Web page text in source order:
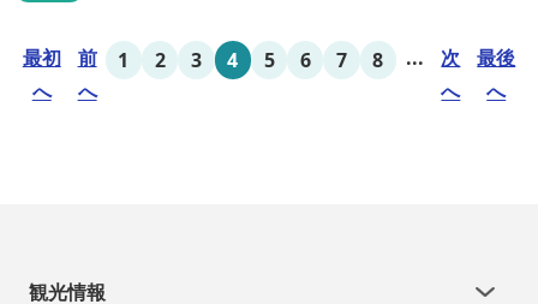
最初
へ
前
へ
1 2 3 4 5 6 7 8 ...
次
へ
最後
へ
観光情報